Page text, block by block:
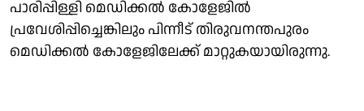
പാരിപ്പിള്ളി മെഡിക്കൽ കോളേജിൽ
പ്രവേശിപ്പിച്ചെങ്കിലും പിന്നീട് തിരുവനന്തപുരം
മെഡിക്കൽ കോളേജിലേക്ക് മാറ്റുകയായിരുന്നു.